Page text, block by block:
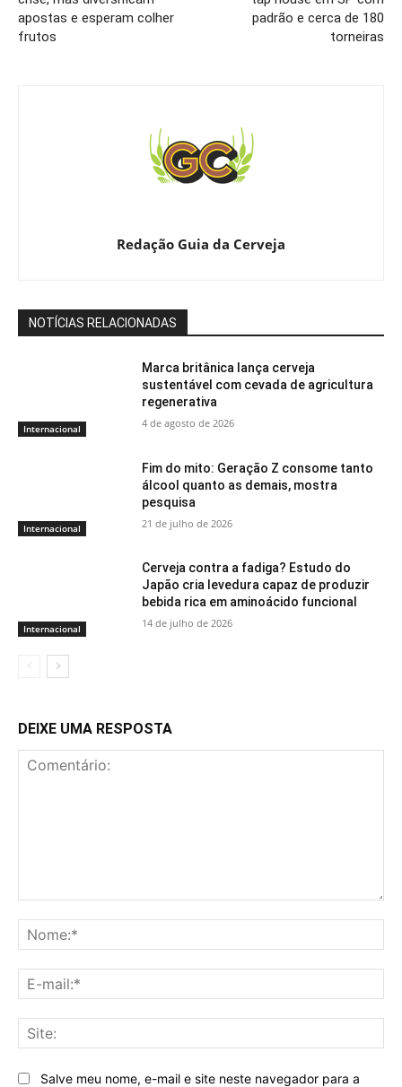
apostas e esperam colher
frutos
padrão e cerca de 180
torneiras
Redação Guia da Cerveja
NOTÍCIAS RELACIONADAS
Internacional
Marca britânica lança cerveja
sustentável com cevada de agricultura
regenerativa
4 de agosto de 2026
Internacional
Fim do mito: Geração Z consome tanto
álcool quanto as demais, mostra
pesquisa
21 de julho de 2026
Internacional
Cerveja contra a fadiga? Estudo do
Japão cria levedura capaz de produzir
bebida rica em aminoácido funcional
14 de julho de 2026
DEIXE UMA RESPOSTA
Salve meu nome, e-mail e site neste navegador para a